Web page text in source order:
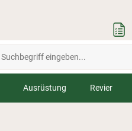
Ausrüstung Revier